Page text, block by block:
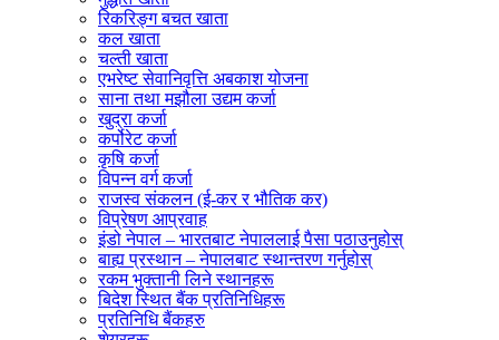
रिकरिङ्ग बचत खाता
कल खाता
चल्ती खाता
एभरेष्ट सेवानिवृत्ति अबकाश योजना
साना तथा मझौला उद्यम कर्जा
खुद्रा कर्जा
कर्पोरेट कर्जा
कृषि कर्जा
विपन्न वर्ग कर्जा
राजस्व संकलन (ई-कर र भौतिक कर)
विप्रेषण आप्रवाह
इंडो नेपाल – भारतबाट नेपाललाई पैसा पठाउनुहोस्
बाह्य प्रस्थान – नेपालबाट स्थान्तरण गर्नुहोस्
रकम भुक्तानी लिने स्थानहरू
बिदेश स्थित बैंक प्रतिनिधिहरू
प्रतिनिधि बैंकहरु